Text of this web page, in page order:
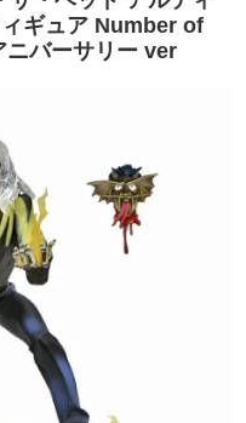
ギュア Number of
バーサリー ver